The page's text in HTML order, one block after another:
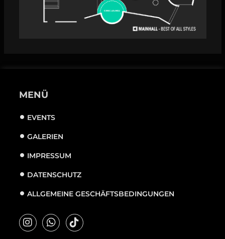
MENÜ
EVENTS
GALERIEN
IMPRESSUM
DATENSCHUTZ
ALLGEMEINE GESCHÄFTSBEDINGUNGEN